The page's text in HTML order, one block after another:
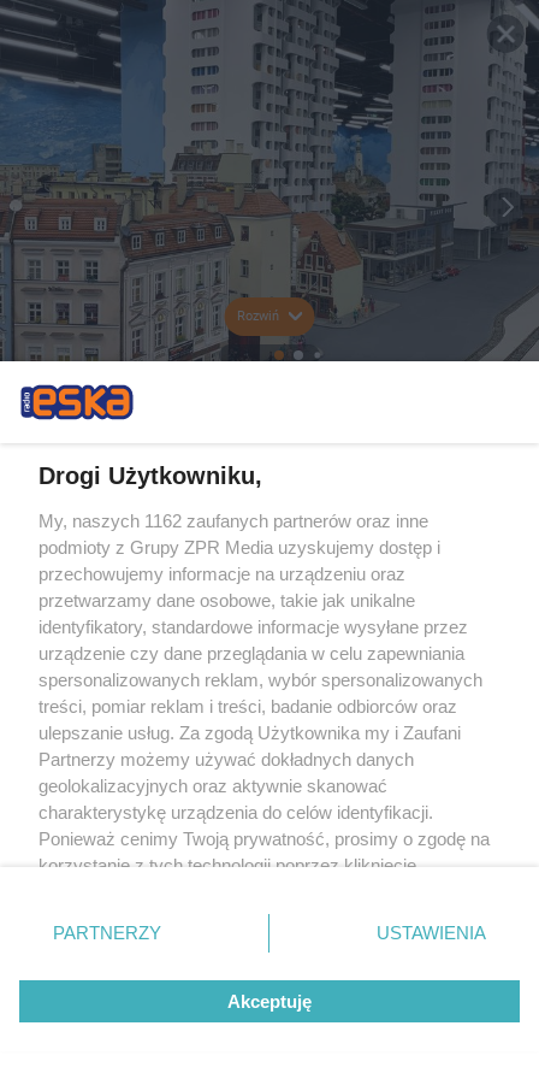
Rozwiń
Drogi Użytkowniku,
My, naszych 1162 zaufanych partnerów oraz inne
podmioty z Grupy ZPR Media uzyskujemy dostęp i
przechowujemy informacje na urządzeniu oraz
przetwarzamy dane osobowe, takie jak unikalne
identyfikatory, standardowe informacje wysyłane przez
urządzenie czy dane przeglądania w celu zapewniania
spersonalizowanych reklam, wybór spersonalizowanych
treści, pomiar reklam i treści, badanie odbiorców oraz
ulepszanie usług. Za zgodą Użytkownika my i Zaufani
Partnerzy możemy używać dokładnych danych
geolokalizacyjnych oraz aktywnie skanować
charakterystykę urządzenia do celów identyfikacji.
Ponieważ cenimy Twoją prywatność, prosimy o zgodę na
korzystanie z tych technologii poprzez kliknięcie
zmienić/wycofać klikając przycisk ustawień prywatności
znajdujący się w lewym dolnym rogu strony
rodzaje przetwarzania danych nie wymagają zgody
użytkownika, ale masz prawo sprzeciwić się takiemu
przetwarzaniu. Preferencje będą miały zastosowanie tylko
PARTNERZY USTAWIENIA
Akceptuję